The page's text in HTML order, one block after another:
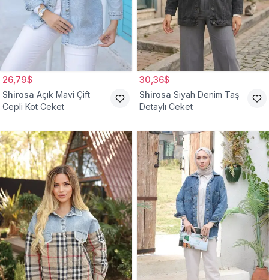
26,79$
Shirosa Açık Mavi Çift
Cepli Kot Ceket
30,36$
Shirosa Siyah Denim Taş
Detaylı Ceket